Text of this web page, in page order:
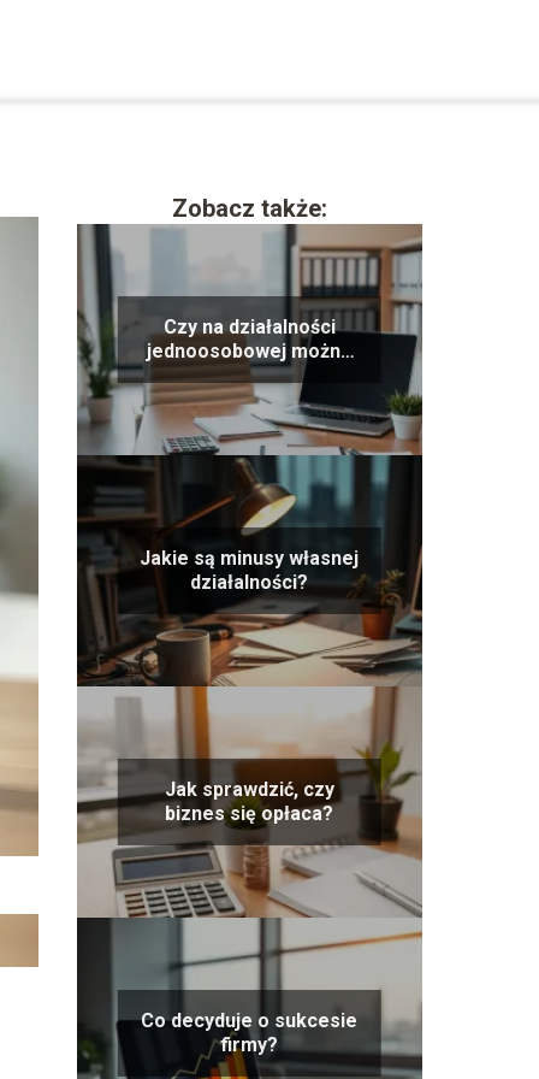
Zobacz także:
Czy na działalności
jednoosobowej można
kogoś zatrudnić?
Jakie są minusy własnej
działalności?
Jak sprawdzić, czy
biznes się opłaca?
Co decyduje o sukcesie
firmy?